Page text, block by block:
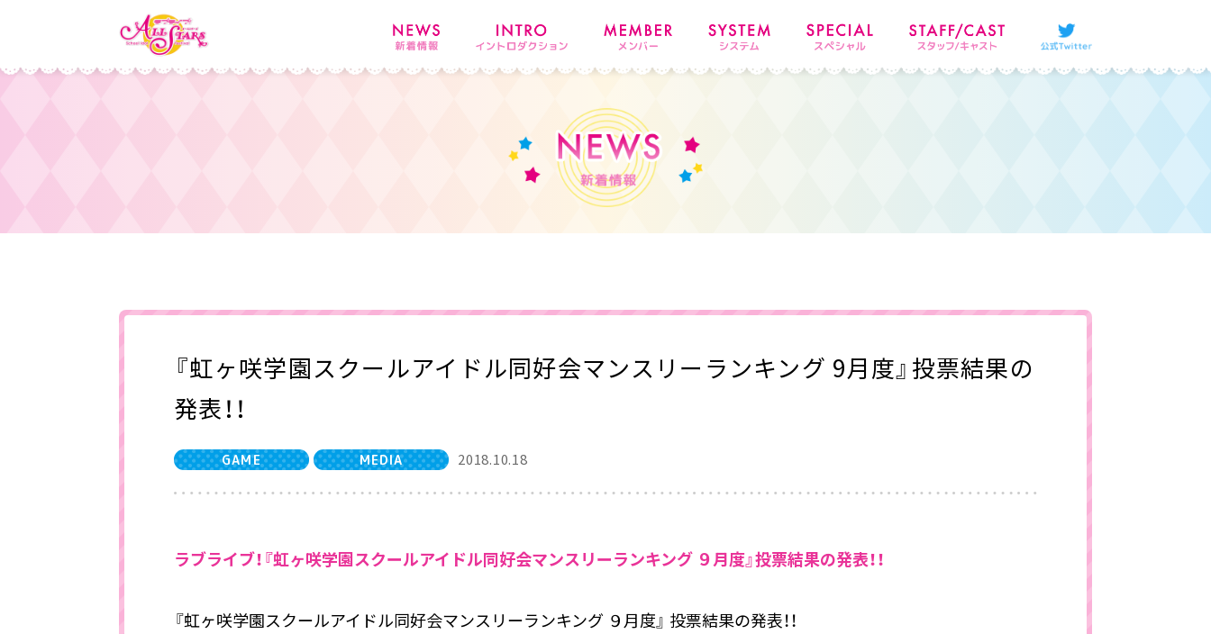
『虹ヶ咲学園スクールアイドル同好会マンスリーランキング 9月度』投票結果の
発表！！
GAME MEDIA 2018.10.18
ラブライブ！『虹ヶ咲学園スクールアイドル同好会マンスリーランキング ９月度』投票結果の発表！！
『虹ヶ咲学園スクールアイドル同好会マンスリーランキング ９月度』 投票結果の発表！！